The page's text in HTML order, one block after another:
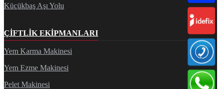
Küçükbaş Aşı Yolu
ÇIFTLIK EKIPMANLARI
Yem Karma Makinesi
Yem Ezme Makinesi
Pelet Makinesi